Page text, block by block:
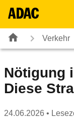
Verkehr
Nötigung
Diese
24.06.2026 •